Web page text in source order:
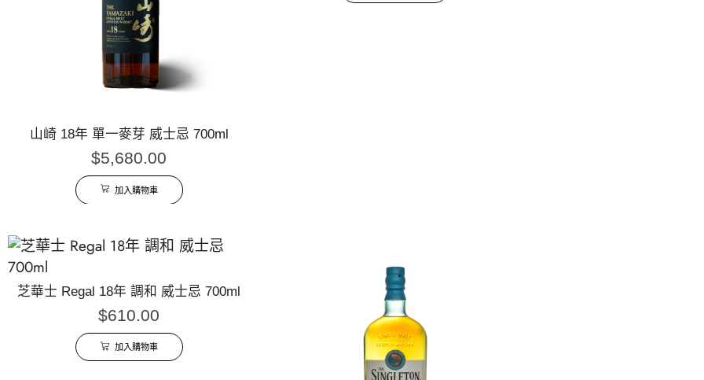
山崎 18年 單一麥芽 威士忌 700ml
$5,680.00
加入購物車
芝華士 Regal 18年 調和 威士忌 700ml
$610.00
加入購物車